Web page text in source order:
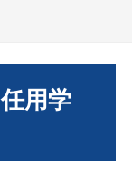
用学